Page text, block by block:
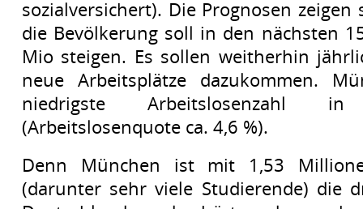
sozialversichert). Die Prognosen zeigen
die Bevölkerung soll in den nächsten
Mio steigen. Es sollen weitherhin
neue Arbeitsplätze dazukommen.
niedrigste Arbeitslosenzahl in
(Arbeitslosenquote ca. 4,6 %).
Denn München ist mit 1,53
(darunter sehr viele Studierende) die